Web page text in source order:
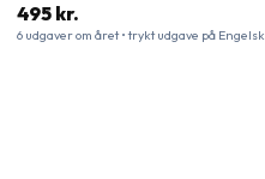
495 kr.
6 udgaver om året • trykt udgave på Engelsk
www.tijdschriftenzo.nl